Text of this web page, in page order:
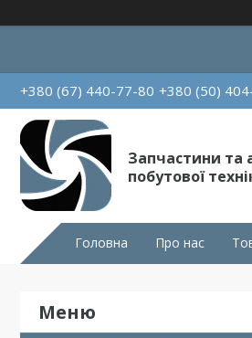
+380 (67) 440-77-80 +380 (50)
Запчастини та
побутової
Головна Про нас